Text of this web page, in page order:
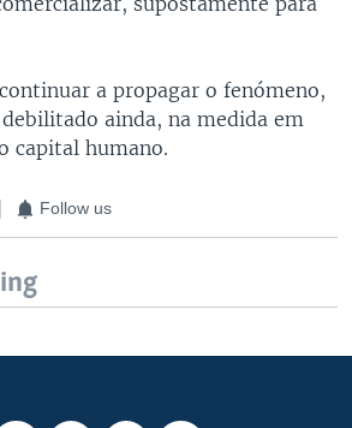
a propagar o fenómeno,
ainda, na medida em
capital humano.
Follow us